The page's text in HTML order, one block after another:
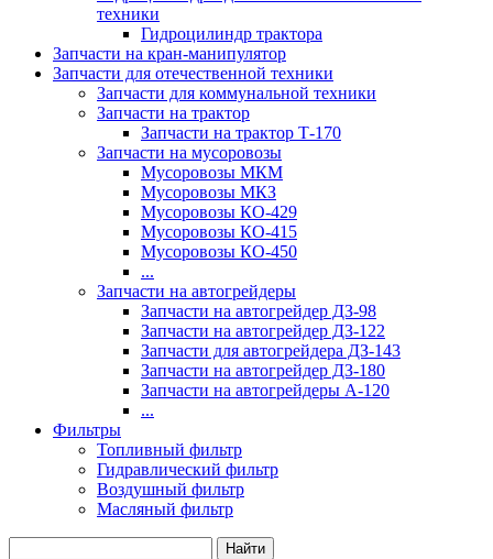
техники
Гидроцилиндр трактора
Запчасти на кран-манипулятор
Запчасти для отечественной техники
Запчасти для коммунальной техники
Запчасти на трактор
Запчасти на трактор Т-170
Запчасти на мусоровозы
Мусоровозы МКМ
Мусоровозы МКЗ
Мусоровозы КО-429
Мусоровозы КО-415
Мусоровозы КО-450
...
Запчасти на автогрейдеры
Запчасти на автогрейдер ДЗ-98
Запчасти на автогрейдер ДЗ-122
Запчасти для автогрейдера ДЗ-143
Запчасти на автогрейдер ДЗ-180
Запчасти на автогрейдеры А-120
...
Фильтры
Топливный фильтр
Гидравлический фильтр
Воздушный фильтр
Масляный фильтр